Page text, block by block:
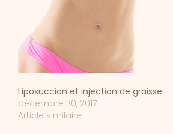
Liposuccion et injection de graisse
décembre 30, 2017
Article similaire